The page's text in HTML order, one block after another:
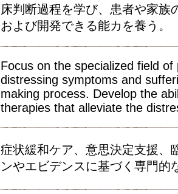
床判断過程を学び、患者や家族
および開発できる能カを養う。
Focus on the specialized field
distressing symptoms and
making process. Develop the
therapies that alleviate the
症状緩和ケア、意思決定支援、
ンやエビデンスに基づく専門的